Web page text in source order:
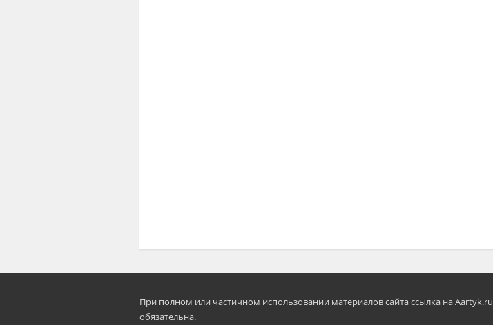
При полном или частичном использовании материалов сайта ссылка на Aartyk.ru
oбязательна.